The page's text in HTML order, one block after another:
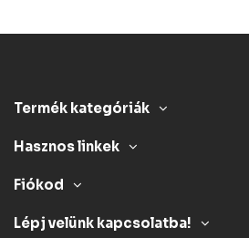
Termék kategóriák
Hasznos linkek
Fiókod
Lépj velünk kapcsolatba!